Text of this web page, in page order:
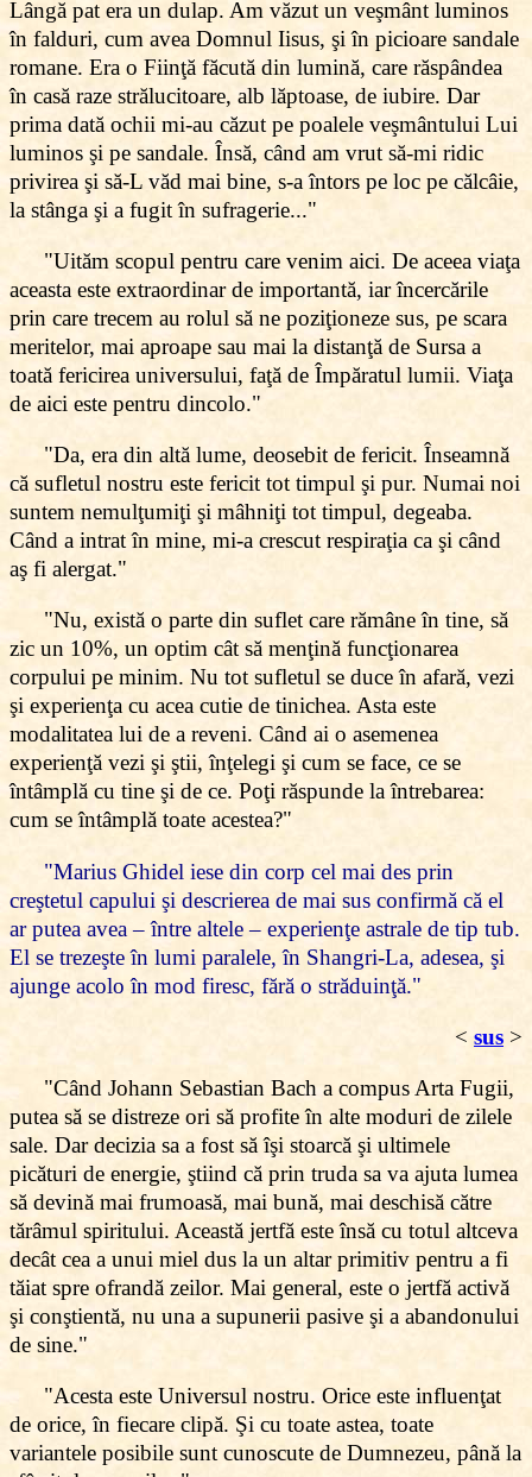
Lângă pat era un dulap. Am văzut un veşmânt luminos
în falduri, cum avea Domnul Iisus, şi în picioare sandale
romane. Era o Fiinţă făcută din lumină, care răspândea
în casă raze strălucitoare, alb lăptoase, de iubire. Dar
prima dată ochii mi-au căzut pe poalele veşmântului Lui
luminos şi pe sandale. Însă, când am vrut să-mi ridic
privirea şi să-L văd mai bine, s-a întors pe loc pe călcâie,
la stânga şi a fugit în sufragerie..."
"Uităm scopul pentru care venim aici. De aceea viaţa
aceasta este extraordinar de importantă, iar încercările
prin care trecem au rolul să ne poziţioneze sus, pe scara
meritelor, mai aproape sau mai la distanţă de Sursa a
toată fericirea universului, faţă de Împăratul lumii. Viaţa
de aici este pentru dincolo."
"Da, era din altă lume, deosebit de fericit. Înseamnă
că sufletul nostru este fericit tot timpul şi pur. Numai noi
suntem nemulţumiţi şi mâhniţi tot timpul, degeaba.
Când a intrat în mine, mi-a crescut respiraţia ca şi când
aş fi alergat."
"Nu, există o parte din suflet care rămâne în tine, să
zic un 10%, un optim cât să menţină funcţionarea
corpului pe minim. Nu tot sufletul se duce în afară, vezi
şi experienţa cu acea cutie de tinichea. Asta este
modalitatea lui de a reveni. Când ai o asemenea
experienţă vezi şi ştii, înţelegi şi cum se face, ce se
întâmplă cu tine şi de ce. Poţi răspunde la întrebarea:
cum se întâmplă toate acestea?"
"Marius Ghidel iese din corp cel mai des prin
creştetul capului şi descrierea de mai sus confirmă că el
ar putea avea – între altele – experienţe astrale de tip tub.
El se trezeşte în lumi paralele, în Shangri-La, adesea, şi
ajunge acolo în mod firesc, fără o străduinţă."
< sus >
"Când Johann Sebastian Bach a compus Arta Fugii,
putea să se distreze ori să profite în alte moduri de zilele
sale. Dar decizia sa a fost să îşi stoarcă şi ultimele
picături de energie, ştiind că prin truda sa va ajuta lumea
să devină mai frumoasă, mai bună, mai deschisă către
tărâmul spiritului. Această jertfă este însă cu totul altceva
decât cea a unui miel dus la un altar primitiv pentru a fi
tăiat spre ofrandă zeilor. Mai general, este o jertfă activă
şi conştientă, nu una a supunerii pasive şi a abandonului
de sine."
"Acesta este Universul nostru. Orice este influenţat
de orice, în fiecare clipă. Şi cu toate astea, toate
variantele posibile sunt cunoscute de Dumnezeu, până la